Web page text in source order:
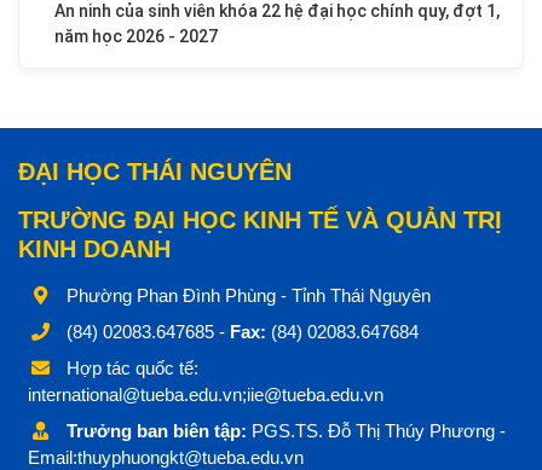
An ninh của sinh viên khóa 22 hệ đại học chính quy, đợt 1,
năm học 2026 - 2027
ĐẠI HỌC THÁI NGUYÊN
TRƯỜNG ĐẠI HỌC KINH TẾ VÀ QUẢN TRỊ
KINH DOANH
Phường Phan Đình Phùng - Tỉnh Thái Nguyên
(84) 02083.647685 - Fax: (84) 02083.647684
Hợp tác quốc tế:
international@tueba.edu.vn;iie@tueba.edu.vn
Trưởng ban biên tập: PGS.TS. Đỗ Thị Thúy Phương -
Email:thuyphuongkt@tueba.edu.vn